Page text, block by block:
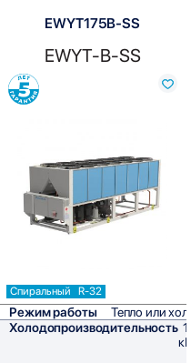
EWYT175B-SS
EWYT-B-SS
Сравнить
Спиральный R-32
Режим работы
Тепло или
Холодопроизводительность